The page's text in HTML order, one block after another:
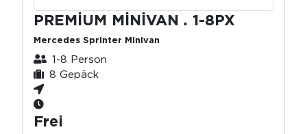
PREMİUM MİNİVAN . 1-8PX
Mercedes Sprinter Minivan
1-8 Person
8 Gepäck
Frei